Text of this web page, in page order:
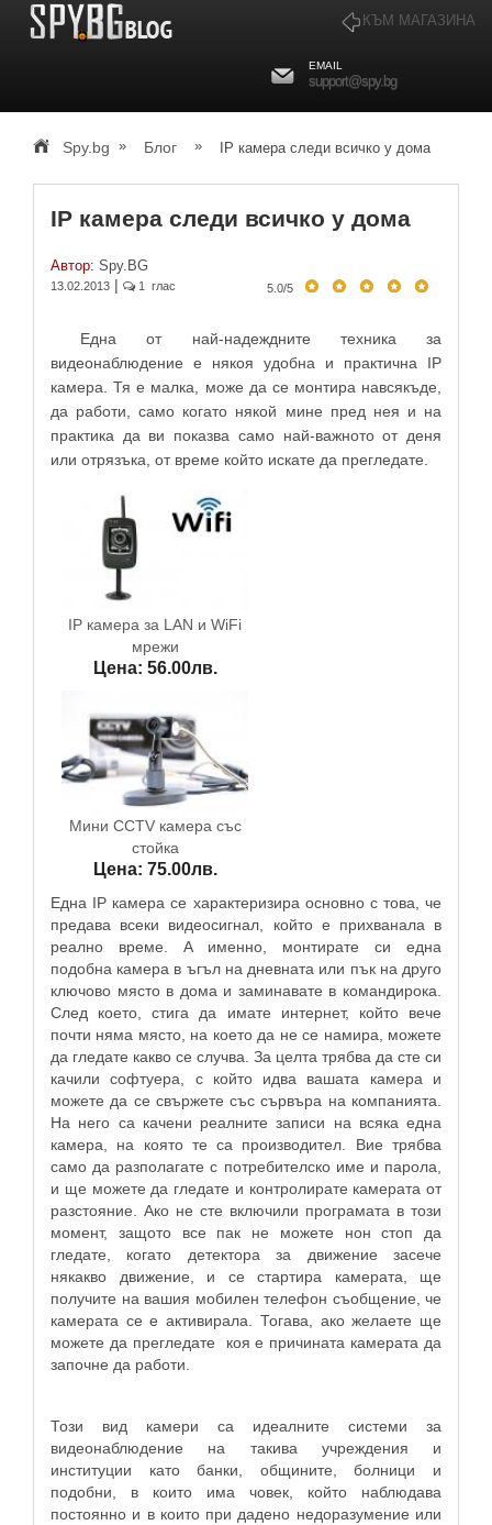
КЪМ МАГАЗИНА
EMAIL
support@spy.bg
Spy.bg » Блог » IP камера следи всичко у дома
IP камера следи всичко у дома
Автор: Spy.BG
13.02.2013 | 1 глас 5.0/5
Една от най-надеждните техника за
видеонаблюдение е някоя удобна и практична IP
камера. Тя е малка, може да се монтира навсякъде,
да работи, само когато някой мине пред нея и на
практика да ви показва само най-важното от деня
или отрязъка, от време който искате да прегледате.
IP камера за LAN и WiFi
мрежи
Цена: 56.00лв.
Мини CCTV камера със
стойка
Цена: 75.00лв.
Една IP камера се характеризира основно с това, че
предава всеки видеосигнал, който е прихванала в
реално време. А именно, монтирате си една
подобна камера в ъгъл на дневната или пък на друго
ключово място в дома и заминавате в командирока.
След което, стига да имате интернет, който вече
почти няма място, на което да не се намира, можете
да гледате какво се случва. За целта трябва да сте си
качили софтуера, с който идва вашата камера и
можете да се свържете със сървъра на компанията.
На него са качени реалните записи на всяка една
камера, на която те са производител. Вие трябва
само да разполагате с потребителско име и парола,
и ще можете да гледате и контролирате камерата от
разстояние. Ако не сте включили програмата в този
момент, защото все пак не можете нон стоп да
гледате, когато детектора за движение засече
някакво движение, и се стартира камерата, ще
получите на вашия мобилен телефон съобщение, че
камерата се е активирала. Тогава, ако желаете ще
можете да прегледате коя е причината камерата да
започне да работи.
Този вид камери са идеалните системи за
видеонаблюдение на такива учреждения и
институции като банки, общините, болници и
подобни, в които има човек, който наблюдава
постоянно и в които при дадено недоразумение или